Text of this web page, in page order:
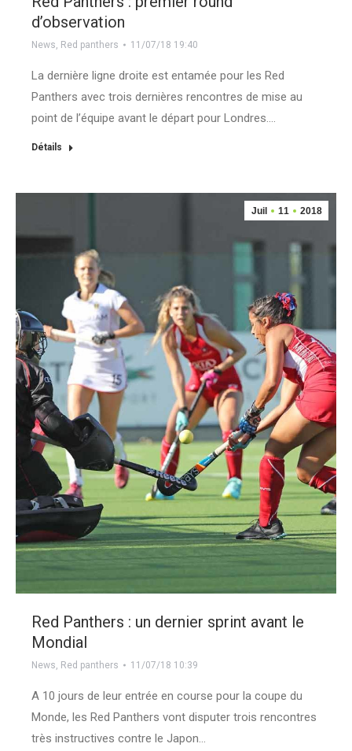
d’observation
News Red panthers 11/07/18 19:40
La dernière ligne droite est entamée pour les Red
Panthers avec trois dernières rencontres de mise au
point de l’équipe avant le départ pour Londres.…
Détails
Juil 11 2018
Red Panthers : un dernier sprint avant le
Mondial
News, Red panthers 11/07/18 10:39
A 10 jours de leur entrée en course pour la coupe du
Monde, les Red Panthers vont disputer trois rencontres
très instructives contre le Japon…